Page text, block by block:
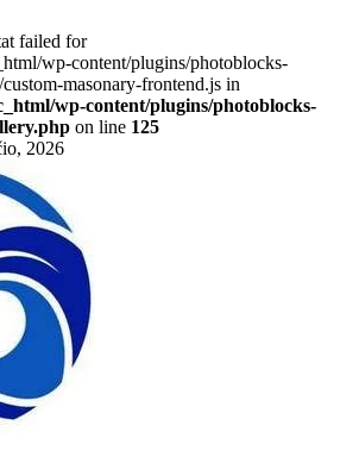
failed for
wp-content/plugins/photoblocks-
masonary-frontend.js in
wp-content/plugins/photoblocks-
on line 125
2026